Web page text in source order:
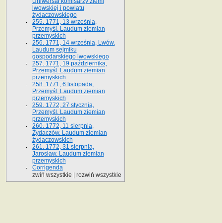
lwowskiej i powiatu
żydaczowskiego
255. 1771, 13 września,
Przemyśl. Laudum ziemian
przemyskich
256. 1771, 14 września, Lwów.
Laudum sejmiku
gospodarskiego lwowskiego
257. 1771, 19 października,
Przemyśl. Laudum ziemian
przemyskich
258. 1771, 6 listopada,
Przemyśl. Laudum ziemian
przemyskich
259. 1772, 27 stycznia,
Przemyśl. Laudum ziemian
przemyskich
260. 1772, 11 sierpnia,
Żydaczów. Laudum ziemian
żydaczowskich
261. 1772, 31 sierpnia,
Jarosław. Laudum ziemian
przemyskich
Corrigenda
zwiń wszystkie
rozwiń wszystkie